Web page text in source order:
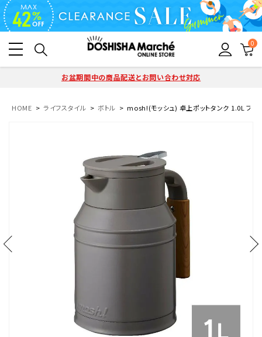
0
お盆期間中の商品配送とお問い合わせ対応
HOME ライフスタイル ボトル mosh!(モッシュ) 卓上ポットタンク 1.0L ブラ